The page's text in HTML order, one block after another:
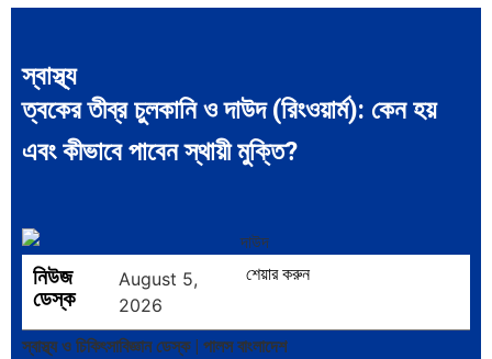
সব সভ্যতারই তো পতন হয়:…
পরবর্তী রাষ্ট্রপতি নির্বাচন ২০২৬:
আলোচনায়…
প্রথাগত মেধা, স্ট্র্যাটেজিক গভর্নেন্স ও…
স্বাস্থ্য
ত্বকের তীব্র চুলকানি ও দাউদ (রিংওয়ার্ম): কেন হয়
এবং কীভাবে পাবেন স্থায়ী মুক্তি?
নিউজ
ডেস্ক
August 5,
2026
শেয়ার করুন
স্বাস্থ্য ও চিকিৎসাবিজ্ঞান ডেস্ক | পালস বাংলাদেশ